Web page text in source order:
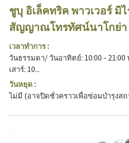
ชูบุ อิเล็คทริค พาวเวอร์ มิ
สัญญาณโทรทัศน์นาโกย่า
เวลาทำการ :
วันธรรมดา/ วันอาทิตย์: 10:00 - 21:00
เสาร์: 10...
วันหยุด :
ไม่มี (อาจปิดชั่วคราวเพื่อซ่อมบำรุงสถ